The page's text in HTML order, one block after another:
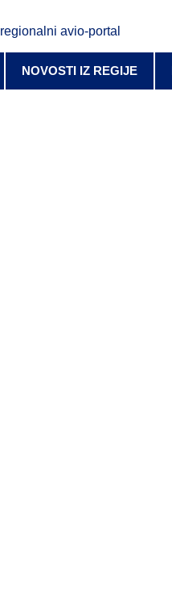
regionalni avio-portal
NOVOSTI IZ REGIJE